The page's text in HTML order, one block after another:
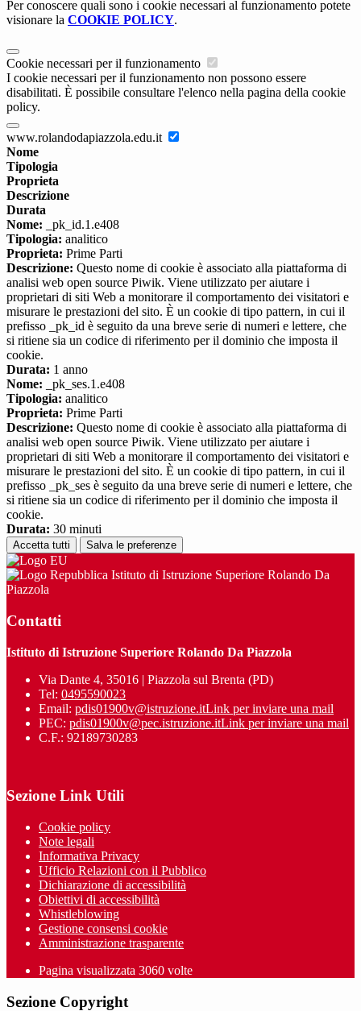
Per conoscere quali sono i cookie necessari al funzionamento potete
visionare la COOKIE POLICY.
Cookie necessari per il funzionamento
I cookie necessari per il funzionamento non possono essere
disabilitati. È possibile consultare l'elenco nella pagina della cookie
policy.
www.rolandodapiazzola.edu.it
Nome
Tipologia
Proprieta
Descrizione
Durata
Nome: _pk_id.1.e408
Tipologia: analitico
Proprieta: Prime Parti
Descrizione: Questo nome di cookie è associato alla piattaforma di
analisi web open source Piwik. Viene utilizzato per aiutare i
proprietari di siti Web a monitorare il comportamento dei visitatori e
misurare le prestazioni del sito. È un cookie di tipo pattern, in cui il
prefisso _pk_id è seguito da una breve serie di numeri e lettere, che
si ritiene sia un codice di riferimento per il dominio che imposta il
cookie.
Durata: 1 anno
Nome: _pk_ses.1.e408
Tipologia: analitico
Proprieta: Prime Parti
Descrizione: Questo nome di cookie è associato alla piattaforma di
analisi web open source Piwik. Viene utilizzato per aiutare i
proprietari di siti Web a monitorare il comportamento dei visitatori e
misurare le prestazioni del sito. È un cookie di tipo pattern, in cui il
prefisso _pk_ses è seguito da una breve serie di numeri e lettere, che
si ritiene sia un codice di riferimento per il dominio che imposta il
cookie.
Durata: 30 minuti
Accetta tutti Salva le preferenze
Istituto di Istruzione Superiore Rolando Da
Piazzola
Contatti
Istituto di Istruzione Superiore Rolando Da Piazzola
Via Dante 4, 35016 | Piazzola sul Brenta (PD)
Tel: 0495590023
Email: pdis01900v@istruzione.itLink per inviare una mail
PEC: pdis01900v@pec.istruzione.itLink per inviare una mail
C.F.: 92189730283
Sezione Link Utili
Cookie policy
Note legali
Informativa Privacy
Ufficio Relazioni con il Pubblico
Dichiarazione di accessibilità
Obiettivi di accessibilità
Whistleblowing
Gestione consensi cookie
Amministrazione trasparente
Pagina visualizzata 3060 volte
Sezione Copyright